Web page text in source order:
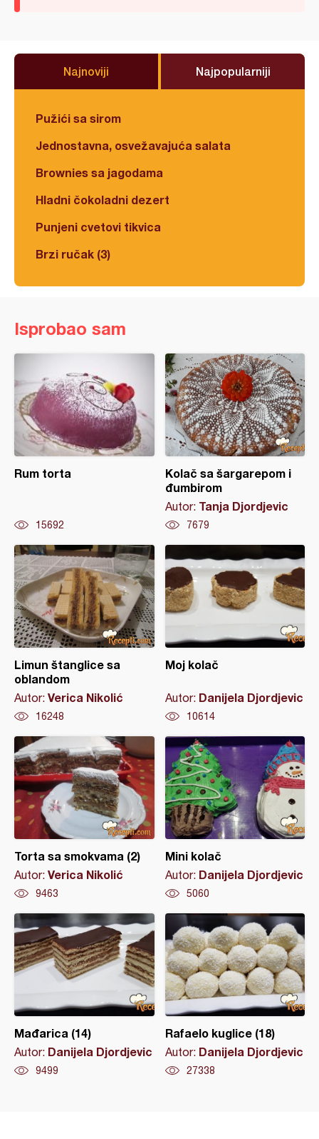
Najnoviji Najpopularniji
Pužići sa sirom
Jednostavna, osvežavajuća salata
Brownies sa jagodama
Hladni čokoladni dezert
Punjeni cvetovi tikvica
Brzi ručak (3)
Isprobao sam
Rum torta
15692
Kolač sa šargarepom i
đumbirom
Autor: Tanja Djordjevic
7679
Limun štanglice sa
oblandom
Autor: Verica Nikolić
16248
Moj kolač
Autor: Danijela Djordjevic
10614
Torta sa smokvama (2)
Autor: Verica Nikolić
9463
Mini kolač
Autor: Danijela Djordjevic
5060
Mađarica (14)
Autor: Danijela Djordjevic
9499
Rafaelo kuglice (18)
Autor: Danijela Djordjevic
27338